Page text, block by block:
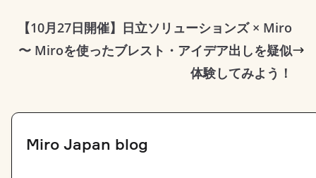
o
n
【10月27日開催】日立ソリューションズ × Miro
〜 Miroを使ったブレスト・アイデア出しを疑似
体験してみよう！
Miro Japan blog